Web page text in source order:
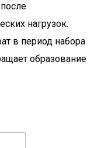
нагрузок.
в период набора
образование